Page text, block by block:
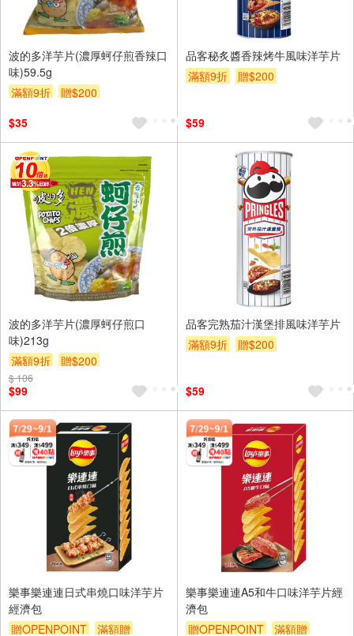
波的多洋芋片(濃厚蚵仔煎香辣口
味)59.5g
滿額9折
贈$200
$35
品客秘炙醬香辣烤牛風味洋芋片
滿額9折
贈$200
$59
波的多洋芋片(濃厚蚵仔煎口
味)213g
滿額9折
贈$200
$ 106
$99
品客完熟茄汁漢堡排風味洋芋片
滿額9折
贈$200
$59
樂事樂連連日式串燒口味洋芋片
經濟包
贈OPENPOINT
滿額贈
樂事樂連連A5和牛口味洋芋片經
濟包
贈OPENPOINT
滿額贈